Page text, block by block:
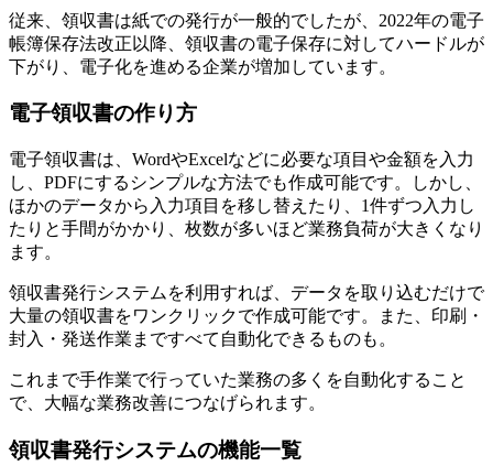
従来、領収書は紙での発行が一般的でしたが、2022年の電子
帳簿保存法改正以降、領収書の電子保存に対してハードルが
下がり、電子化を進める企業が増加しています。
電子領収書の作り方
電子領収書は、WordやExcelなどに必要な項目や金額を入力
し、PDFにするシンプルな方法でも作成可能です。しかし、
ほかのデータから入力項目を移し替えたり、1件ずつ入力し
たりと手間がかかり、枚数が多いほど業務負荷が大きくなり
ます。
領収書発行システムを利用すれば、データを取り込むだけで
大量の領収書をワンクリックで作成可能です。また、印刷・
封入・発送作業まですべて自動化できるものも。
これまで手作業で行っていた業務の多くを自動化すること
で、大幅な業務改善につなげられます。
領収書発行システムの機能一覧